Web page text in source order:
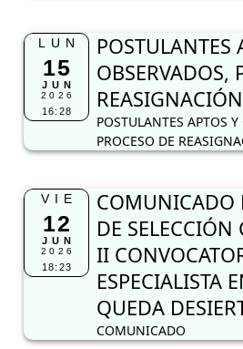
LUN
15
JUN
2026
16:28
POSTULANTES
OBSERVADOS,
POSTULANTES APTOS Y
PROCESO DE
VIE
12
JUN
2026
18:23
COMUNICADO
DE
II
ESPECIALISTA
QUEDA
COMUNICADO